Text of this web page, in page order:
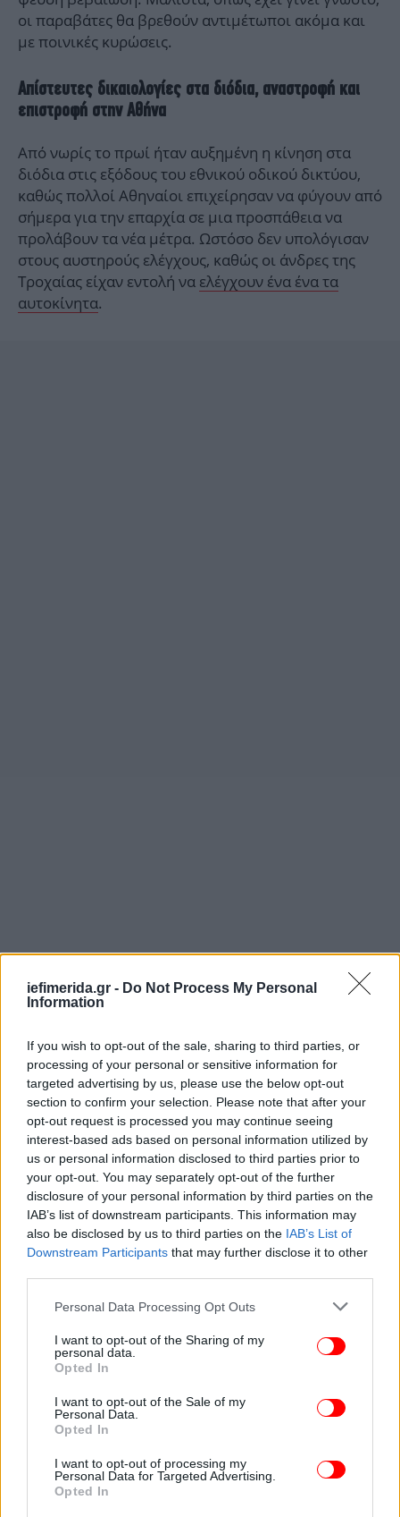
iefimerida.gr - Do Not Process My Personal
Information
If you wish to opt-out of the sale, sharing to third parties, or
processing of your personal or sensitive information for
targeted advertising by us, please use the below opt-out
section to confirm your selection. Please note that after your
opt-out request is processed you may continue seeing
interest-based ads based on personal information utilized by
us or personal information disclosed to third parties prior to
your opt-out. You may separately opt-out of the further
disclosure of your personal information by third parties on the
IAB’s list of downstream participants. This information may
also be disclosed by us to third parties on the IAB’s List of
Downstream Participants that may further disclose it to other
Please note that this website/app uses one or more Google
not limited to your visit or usage behaviour. You may click to
grant or deny consent to Google and its third-party tags to
use your data for below specified purposes in below Google
consent section.
Personal Data Processing Opt Outs
I want to opt-out of the Sharing of my
personal data.
Opted In
I want to opt-out of the Sale of my
Personal Data.
Opted In
I want to opt-out of processing my
Personal Data for Targeted Advertising.
Opted In
οι παραβάτες θα βρεθούν αντιμέτωποι ακόμα και
με ποινικές κυρώσεις.
Απίστευτες δικαιολογίες στα διόδια, αναστροφή και
επιστροφή στην Αθήνα
Από νωρίς το πρωί ήταν αυξημένη η κίνηση στα
διόδια στις εξόδους του εθνικού οδικού δικτύου,
καθώς πολλοί Αθηναίοι επιχείρησαν να φύγουν από
σήμερα για την επαρχία σε μια προσπάθεια να
προλάβουν τα νέα μέτρα. Ωστόσο δεν υπολόγισαν
στους αυστηρούς ελέγχους, καθώς οι άνδρες της
Τροχαίας είχαν εντολή να ελέγχουν ένα ένα τα
αυτοκίνητα.
Κατά τη διάρκεια των ελέγχων οι αστυνομικοί
μετακίνησης, όπως η μετάβαση σε οδοντίατρο στο
Κιλκίς, η μετάβαση σε κτηνίατρο στην Αρκαδία, ενώ
κάποιοι που ισχυρίστηκαν πως πηγαίνουν στην
επαρχία για εργασία εντοπίστηκαν να μεταφέρουν
με το ΙΧ τους σούβλα!
Σε όλες αυτές τις περιπτώσεις οι οδηγοί
υποχρεώθηκαν να διακόψουν το ταξίδι τους, να
κάνουν αναστροφή και να επιστρέψουν στην
Αθήνα.
κλείνει τις εξαιρέσεις υπερτοπικών μετακινήσεων
Πάντως, όπως σημείωσε νωρίτερα σήμερα η
κυβερνητική εκπρόσωπος
έλεγχοι θα εντατικοποιηθούν και θα υπάρχει ειδικό
επιχειρησιακό σχέδιο της ΕΛ.ΑΣ. από το μεσημέρι
και μετά, ενώ εντός της ημέρας θα εκδοθεί
υπουργική απόφαση που θα κλείνει τις εξαιρέσεις
υπερτοπικών μετακινήσεων που δεν
δικαιολογούνται.